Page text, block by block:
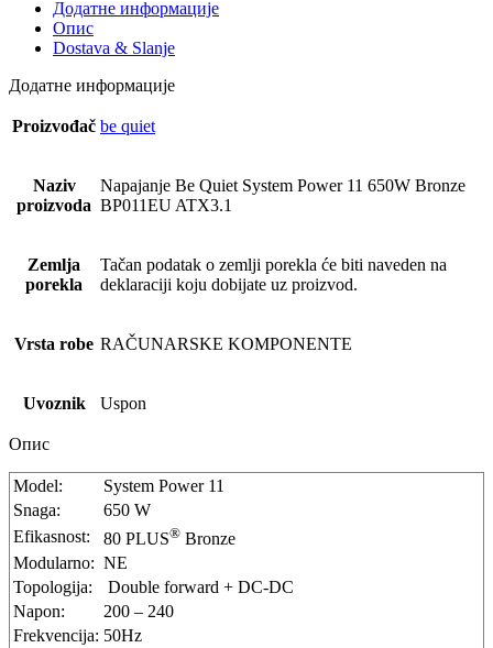
Додатне информације
Опис
Dostava & Slanje
Додатне информације
Proizvođač be quiet
Naziv
proizvoda
Napajanje Be Quiet System Power 11 650W Bronze
BP011EU ATX3.1
Zemlja
porekla
Tačan podatak o zemlji porekla će biti naveden na
deklaraciji koju dobijate uz proizvod.
Vrsta robe RAČUNARSKE KOMPONENTE
Uvoznik Uspon
Опис
Model:
System Power 11
Snaga:
650 W
Efikasnost:
80 PLUS® Bronze
Modularno: NE
Topologija:
Double forward + DC-DC
Napon:
200 – 240
Frekvencija: 50Hz